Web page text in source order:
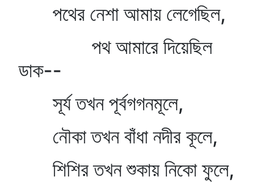
পথের নেশা আমায় লেগেছিল,
পথ আমারে দিয়েছিল
ডাক--
সূর্য তখন পূর্বগগনমূলে,
নৌকা তখন বাঁধা নদীর কূলে,
শিশির তখন শুকায় নিকো ফুলে,